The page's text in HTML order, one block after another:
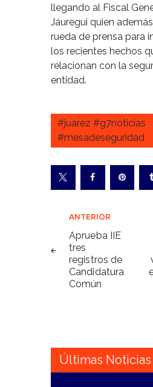
llegando al Fiscal
Jáuregui quien
rueda de prensa para
los recientes hechos
relacionan con la
entidad.
#juarez #g7noticias
#mesadeseguridad
Navegación
de
entradas
ANTERIOR
Aprueba IIE
tres
registros de
Candidatura
Común
Últimas Noticias